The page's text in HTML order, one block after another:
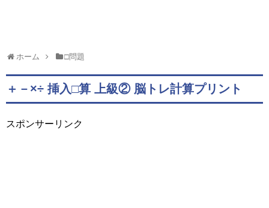
ホーム □問題
＋－×÷ 挿入□算 上級② 脳トレ計算プリント
スポンサーリンク